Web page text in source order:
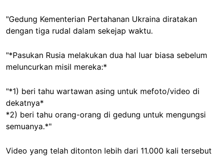
"Gedung Kementerian Pertahanan Ukraina diratakan
dengan tiga rudal dalam sekejap waktu.
"*Pasukan Rusia melakukan dua hal luar biasa sebelum
meluncurkan misil mereka:*
"*1) beri tahu wartawan asing untuk mefoto/video di
dekatnya*
*2) beri tahu orang-orang di gedung untuk mengungsi
semuanya.*"
Video yang telah ditonton lebih dari 11.000 kali tersebut